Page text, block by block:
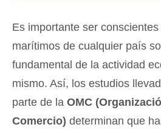
Es importante ser
marítimos de cualquier país
fundamental de la actividad
mismo. Así, los estudios
parte de la OMC
Comercio) determinan que